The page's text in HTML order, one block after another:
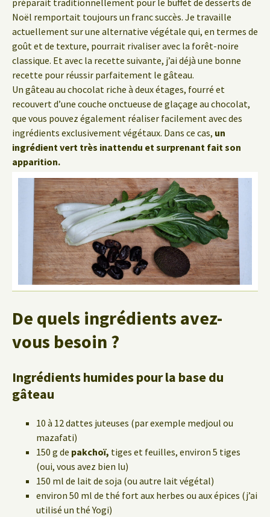
préparait traditionnellement pour le buffet de desserts de
Noël remportait toujours un franc succès. Je travaille
actuellement sur une alternative végétale qui, en termes de
goût et de texture, pourrait rivaliser avec la forêt-noire
classique. Et avec la recette suivante, j’ai déjà une bonne
recette pour réussir parfaitement le gâteau.
Un gâteau au chocolat riche à deux étages, fourré et
recouvert d’une couche onctueuse de glaçage au chocolat,
que vous pouvez également réaliser facilement avec des
ingrédients exclusivement végétaux. Dans ce cas, un
ingrédient vert très inattendu et surprenant fait son
apparition.
De quels ingrédients avez-
vous besoin ?
Ingrédients humides pour la base du
gâteau
10 à 12 dattes juteuses (par exemple medjoul ou
mazafati)
150 g de pakchoï, tiges et feuilles, environ 5 tiges
(oui, vous avez bien lu)
150 ml de lait de soja (ou autre lait végétal)
environ 50 ml de thé fort aux herbes ou aux épices (j’ai
utilisé un thé Yogi)